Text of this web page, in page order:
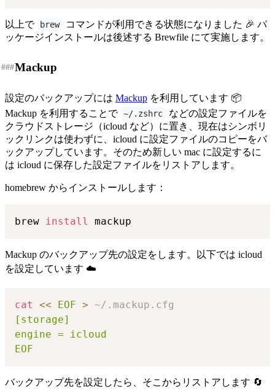
以上で brew
コマンドが利用できる状態になりました 🎉 パ
ッケージインストールは後述する Brewfile にて実施します。
Mackup
###
設定のバックアップには Mackup を利用しています 📦
Mackup を利用することで ~/.zshrc
などの設定ファイルを
クラウドストレージ（icloud など）に置き、現在はシンボリ
ックリンクは使わずに、icloud に設定ファイルのコピーをバ
ックアップしています。そのため新しい mac に設定するに
は icloud に保存した設定ファイルをリストアします。
homebrew からインストールします：
brew install
Mackup のバックアップ先の設定をします。以下では icloud
を設定しています ☁️
cat << EOF > ~/.mackup.cfg
EOF
バックアップ先を設定したら、そこからリストアします 🔄